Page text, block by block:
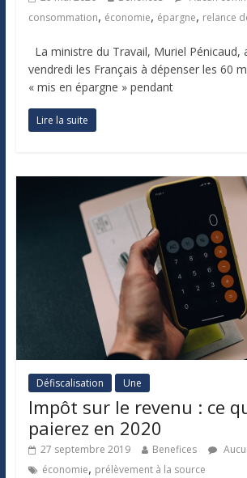
consommation, économie, épargne, relance
La ministre du Travail, Muriel Pénicaud,
vendredi les Français à dépenser les 60
« mis en épargne » pendant
Lire la suite
Défiscalisation Une
Impôt sur le revenu : ce
paierez en 2020
27 septembre 2019 Benefices
économie, prélèvement à la source